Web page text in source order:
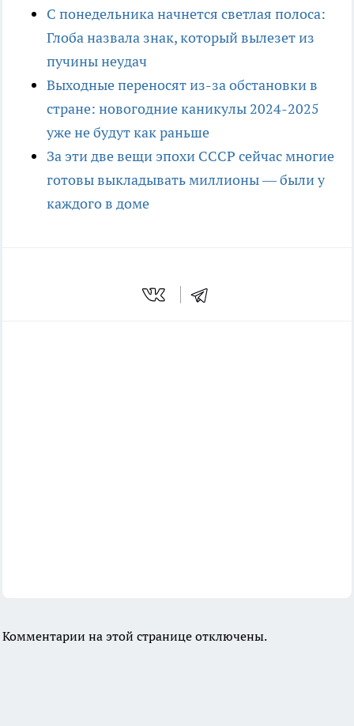
С понедельника начнется светлая полоса:
Глоба назвала знак, который вылезет из
пучины неудач
Выходные переносят из-за обстановки в
стране: новогодние каникулы 2024-2025
уже не будут как раньше
За эти две вещи эпохи СССР сейчас многие
готовы выкладывать миллионы — были у
каждого в доме
Комментарии на этой странице отключены.